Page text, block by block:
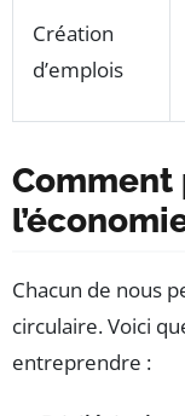
Création
d’emplois
Chacun de nous
circulaire. Voici
entreprendre :